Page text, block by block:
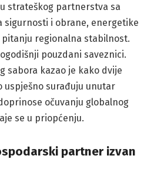
strateškog partnerstva sa
sigurnosti i obrane, energetike
regionalna stabilnost.
pouzdani saveznici.
sabora kazao je kako dvije
uspješno surađuju unutar
očuvanju globalnog
se u priopćenju.
partner izvan